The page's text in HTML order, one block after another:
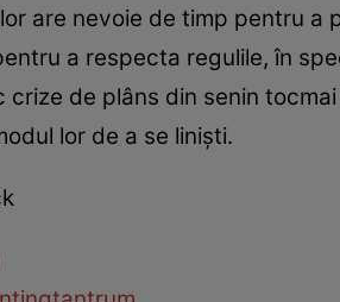
are nevoie de timp pentru a
a respecta regulile, în
de plâns din senin
lor de a se linişti.